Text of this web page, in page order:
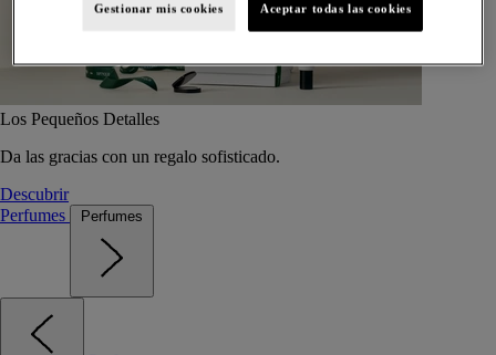
Los Pequeños Detalles
Da las gracias con un regalo sofisticado.
Descubrir
Perfumes
Perfumes
Gestionar mis cookies Aceptar todas las cookies